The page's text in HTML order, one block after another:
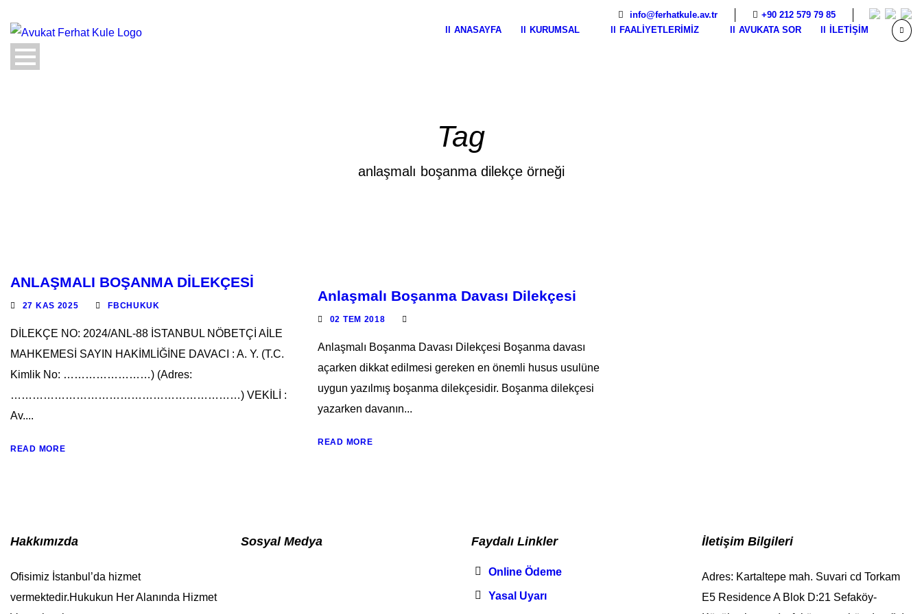
info@ferhatkule.av.tr
+90 212 579 79 85
ANASAYFA
KURUMSAL FAALIYETLERIMIZ AVUKATA SOR İLETIŞIM
Tag
anlaşmalı boşanma dilekçe örneği
ANLAŞMALI BOŞANMA DİLEKÇESİ
27 KAS 2025 FBCHUKUK
DİLEKÇE NO: 2024/ANL-88 İSTANBUL NÖBETÇİ AİLE
MAHKEMESİ SAYIN HAKİMLİĞİNE DAVACI : A. Y. (T.C.
Kimlik No: ……………………) (Adres:
………………………………………………………) VEKİLİ :
Av....
READ MORE
Anlaşmalı Boşanma Davası Dilekçesi
02 TEM 2018
Anlaşmalı Boşanma Davası Dilekçesi Boşanma davası
açarken dikkat edilmesi gereken en önemli husus usulüne
uygun yazılmış boşanma dilekçesidir. Boşanma dilekçesi
yazarken davanın...
READ MORE
Hakkımızda
Ofisimiz İstanbul’da hizmet
vermektedir.Hukukun Her Alanında Hizmet
Sosyal Medya Faydalı Linkler
Online Ödeme
Yasal Uyarı
İletişim Bilgileri
Adres: Kartaltepe mah. Suvari cd Torkam
E5 Residence A Blok D:21 Sefaköy-